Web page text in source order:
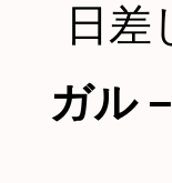
日差
ガル